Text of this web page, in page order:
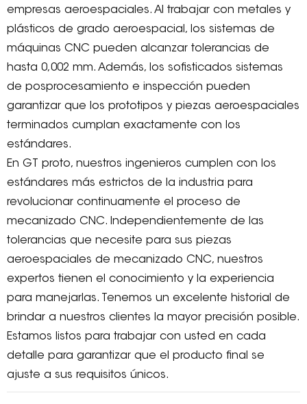
empresas aeroespaciales. Al trabajar con metales y
plásticos de grado aeroespacial, los sistemas de
máquinas CNC pueden alcanzar tolerancias de
hasta 0,002 mm. Además, los sofisticados sistemas
de posprocesamiento e inspección pueden
garantizar que los prototipos y piezas aeroespaciales
terminados cumplan exactamente con los
estándares.
En GT proto, nuestros ingenieros cumplen con los
estándares más estrictos de la industria para
revolucionar continuamente el proceso de
mecanizado CNC. Independientemente de las
tolerancias que necesite para sus piezas
aeroespaciales de mecanizado CNC, nuestros
expertos tienen el conocimiento y la experiencia
para manejarlas. Tenemos un excelente historial de
brindar a nuestros clientes la mayor precisión posible.
Estamos listos para trabajar con usted en cada
detalle para garantizar que el producto final se
ajuste a sus requisitos únicos.